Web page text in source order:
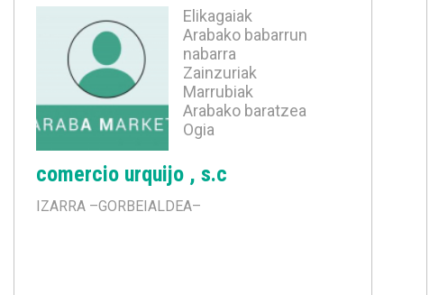
Elikagaiak
Arabako babarrun
nabarra
Zainzuriak
Marrubiak
Arabako baratzea
Ogia
comercio urquijo , s.c
IZARRA –GORBEIALDEA–